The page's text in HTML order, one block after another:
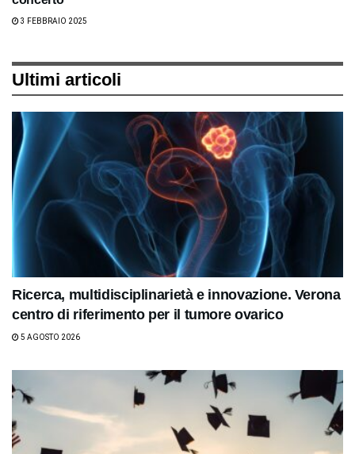
3 FEBBRAIO 2025
Ultimi articoli
Ricerca, multidisciplinarietà e innovazione. Verona
centro di riferimento per il tumore ovarico
5 AGOSTO 2026